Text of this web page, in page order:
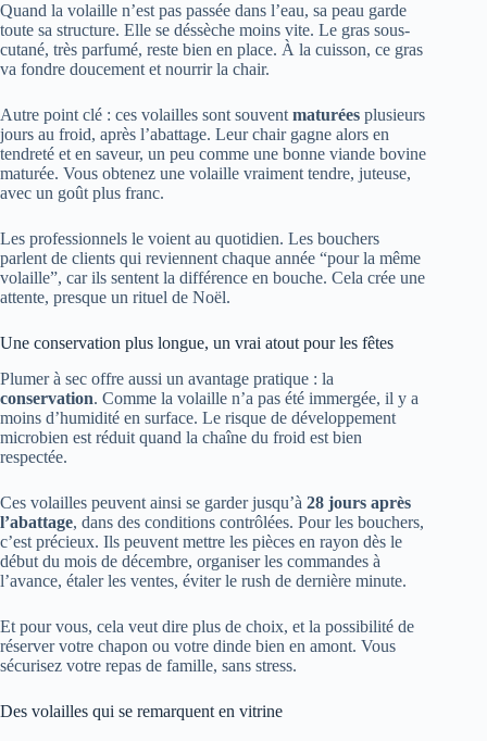
Quand la volaille n’est pas passée dans l’eau, sa peau garde
toute sa structure. Elle se déssèche moins vite. Le gras sous-
cutané, très parfumé, reste bien en place. À la cuisson, ce gras
va fondre doucement et nourrir la chair.
Autre point clé : ces volailles sont souvent maturées plusieurs
jours au froid, après l’abattage. Leur chair gagne alors en
tendreté et en saveur, un peu comme une bonne viande bovine
maturée. Vous obtenez une volaille vraiment tendre, juteuse,
avec un goût plus franc.
Les professionnels le voient au quotidien. Les bouchers
parlent de clients qui reviennent chaque année “pour la même
volaille”, car ils sentent la différence en bouche. Cela crée une
attente, presque un rituel de Noël.
Une conservation plus longue, un vrai atout pour les fêtes
Plumer à sec offre aussi un avantage pratique : la
conservation. Comme la volaille n’a pas été immergée, il y a
moins d’humidité en surface. Le risque de développement
microbien est réduit quand la chaîne du froid est bien
respectée.
Ces volailles peuvent ainsi se garder jusqu’à 28 jours après
l’abattage, dans des conditions contrôlées. Pour les bouchers,
c’est précieux. Ils peuvent mettre les pièces en rayon dès le
début du mois de décembre, organiser les commandes à
l’avance, étaler les ventes, éviter le rush de dernière minute.
Et pour vous, cela veut dire plus de choix, et la possibilité de
réserver votre chapon ou votre dinde bien en amont. Vous
sécurisez votre repas de famille, sans stress.
Des volailles qui se remarquent en vitrine